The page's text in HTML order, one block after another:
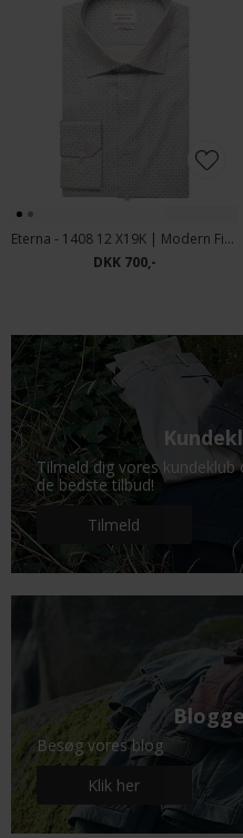
Eterna - 1408 12 X19K | Modern Fit Skjorte Blue
DKK 700,-
Tilmeld dig vores
de bedste tilbud!
Tilmeld
Besøg vores blog
Klik her